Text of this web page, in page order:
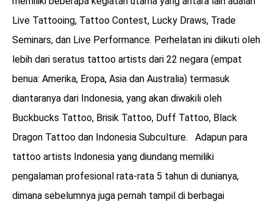
Live Tattooing, Tattoo Contest, Lucky Draws, Trade
Seminars, dan Live Performance. Perhelatan ini diikuti oleh
lebih dari seratus tattoo artists dari 22 negara (empat
benua: Amerika, Eropa, Asia dan Australia) termasuk
diantaranya dari Indonesia, yang akan diwakili oleh
Buckbucks Tattoo, Brisik Tattoo, Duff Tattoo, Black
Dragon Tattoo dan Indonesia Subculture. Adapun para
tattoo artists Indonesia yang diundang memiliki
pengalaman profesional rata-rata 5 tahun di dunianya,
dimana sebelumnya juga pernah tampil di berbagai